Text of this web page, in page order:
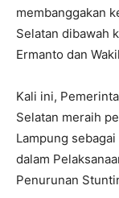
membanggakan
Selatan dibawah
Ermanto dan
Kali ini,
Selatan meraih
Lampung
dalam
Penurunan